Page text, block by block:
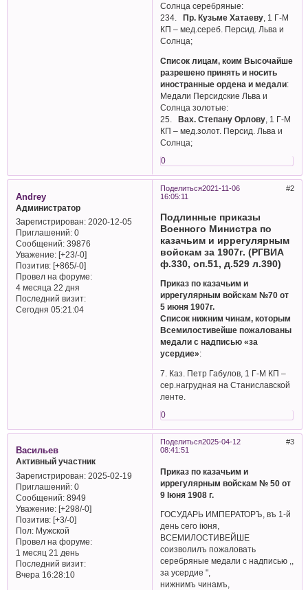
Солнца серебряные:
234.
Пр. Кузьме Хатаеву , 1 Г-М
КП – мед.сереб. Персид. Льва и
Солнца;
Список лицам, коим Высочайше
разрешено принять и носить
иностранные ордена и медали:
Медали Персидские Льва и
Солнца золотые:
25.
Вах. Степану Орлову , 1 Г-М
КП – мед.золот. Персид. Льва и
Солнца;
0
Поделиться 2
2021-11-06
16:05:11
Andrey
Администратор
Зарегистрирован: 2020-12-05
Приглашений:0
Сообщений:39876
Уважение: [+23/-0]
Позитив: [+865/-0]
Провел на форуме:
4 месяца 22 дня
Последний визит:
Сегодня 05:21:04
Подлинные приказы
Военного Министра по
казачьим и иррегулярным
войскам за 1907г. (РГВИА
ф.330, оп.51, д.529 л.390)
Приказ по казачьим и
иррегулярным войскам №70 от
5 июня 1907г.
Список нижним чинам, которым
Всемилостивейше пожалованы
медали с надписью «за
усердие»:
7. Каз. Петр Габулов, 1 Г-М КП –
сер.нагрудная на Станиславской
ленте.
0
Поделиться 3
2025-04-12
08:41:51
Васильев
Активный участник
Зарегистрирован: 2025-02-19
Приглашений:0
Сообщений:8949
Уважение: [+298/-0]
Позитив: [+3/-0]
Пол:Мужской
Провел на форуме:
1 месяц 21 день
Последний визит:
Вчера 16:28:10
Приказ по казачьим и
иррегулярным войскам № 50 от
9 Iюня 1908 г.
ГОСУДАРЬ ИМПЕРАТОРЪ, въ 1-й
день сего іюня,
ВСЕМИЛОСТИВЕЙШЕ
соизволилъ пожаловать
серебряные медали с надписью ,,
за усердие ",
нижнимъ чинамъ,